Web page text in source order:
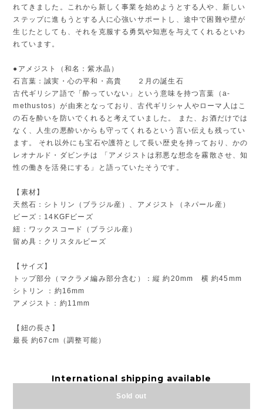
れてきました。これから新しく事業を始めようとする人や、新しい
ステップに進もうとする人に心強いサポートし、途中で困難や壁が
生じたとしても、それを克服する勇気や知恵を与えてくれるといわ
れています。
●アメジスト（和名：紫水晶）
石言葉：誠実・心の平和・高貴 ２月の誕生石
古代ギリシア語で「酔っていない」という意味を持つ言葉（a-
methustos）が由来となっており、古代ギリシャ人やローマ人はこ
の石を酔いを防いでくれると考えていました。 また、お酒だけでは
なく、人生の悪酔いからも守ってくれるという言い伝えも残ってい
ます。 それ以外にも宝石や護符として長い歴史を持っており、かの
レオナルド・ダビンチは 「アメジストは邪悪な想念を霧散させ、知
性の働きを活発にする」と語っていたそうです。
【素材】
天然石：シトリン（ブラジル産）、アメジスト（ネパール産）
ビーズ：14KGFビーズ
紐：ワックスコード（ブラジル産）
留め具：クリスタルビーズ
【サイズ】
トップ部分（マクラメ編み部分含む）：縦 約20mm 横 約45mm
シトリン ：約16mm
アメジスト：約11mm
【紐の長さ】
最長 約67cm（調整可能）
International shipping available
Sold out